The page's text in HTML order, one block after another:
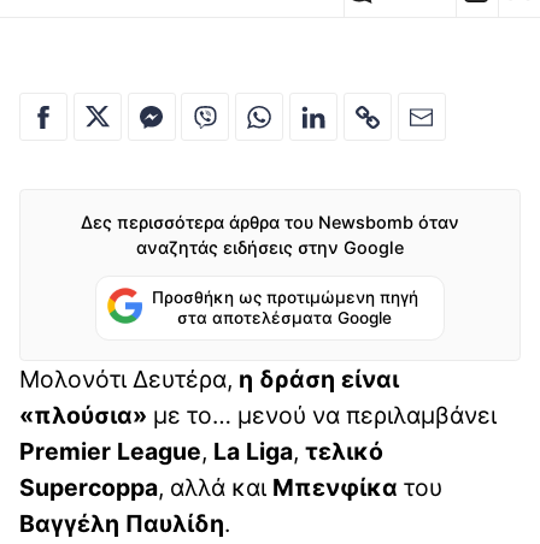
Δες περισσότερα άρθρα του Newsbomb όταν
αναζητάς ειδήσεις στην Google
Προσθήκη ως προτιμώμενη πηγή
στα αποτελέσματα Google
Μολονότι Δευτέρα, η δράση είναι
«πλούσια» με το… μενού να περιλαμβάνει
Premier League, La Liga, τελικό
Supercoppa, αλλά και Μπενφίκα του
Βαγγέλη Παυλίδη.